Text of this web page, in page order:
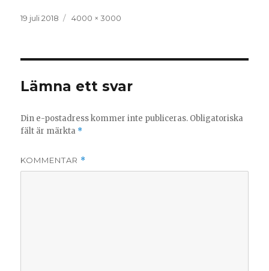
Postat
19 juli 2018
Full
4000 × 3000
Lämna ett svar
Din e-postadress kommer inte publiceras. Obligatoriska
fält är märkta *
KOMMENTAR *